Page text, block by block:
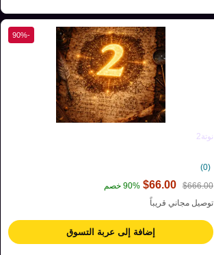
نوتة2
$666.00
$66.00
90% خصم
توصيل مجاني قريباً
إضافة إلى عربة التسوق